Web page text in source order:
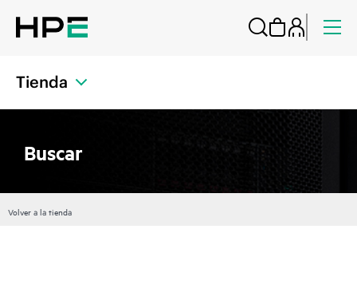
Tienda
Buscar
Volver a la tienda